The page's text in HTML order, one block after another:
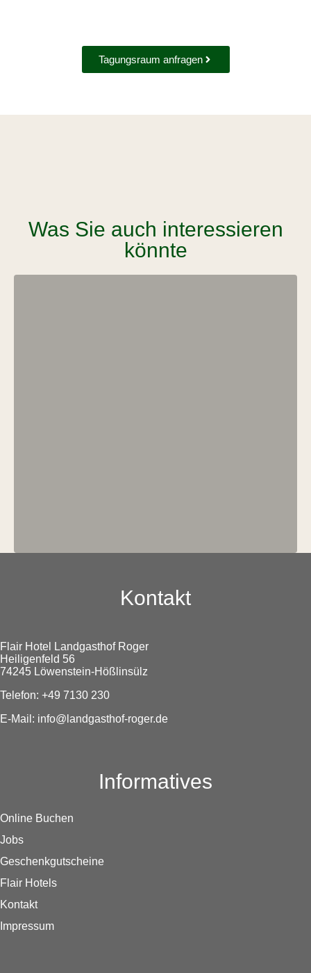
Tagungsraum anfragen
Was Sie auch interessieren
könnte
Kontakt
Flair Hotel Landgasthof Roger
Heiligenfeld 56
74245 Löwenstein-Hößlinsülz
Telefon: +49 7130 230
E-Mail: info@landgasthof-roger.de
Informatives
Online Buchen
Jobs
Geschenkgutscheine
Flair Hotels
Kontakt
Impressum